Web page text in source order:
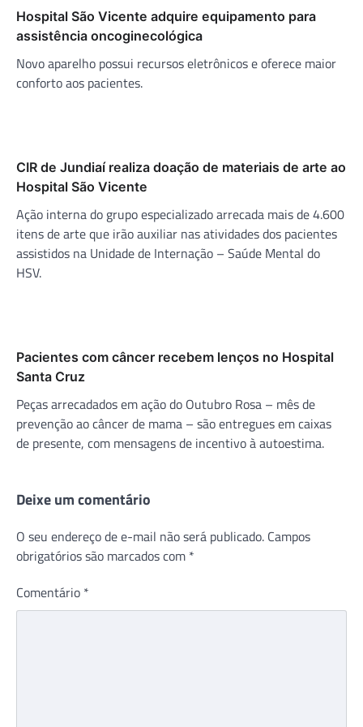
Hospital São Vicente adquire equipamento para
assistência oncoginecológica
Novo aparelho possui recursos eletrônicos e oferece maior
conforto aos pacientes.
CIR de Jundiaí realiza doação de materiais de arte ao
Hospital São Vicente
Ação interna do grupo especializado arrecada mais de 4.600
itens de arte que irão auxiliar nas atividades dos pacientes
assistidos na Unidade de Internação – Saúde Mental do
HSV.
Pacientes com câncer recebem lenços no Hospital
Santa Cruz
Peças arrecadados em ação do Outubro Rosa – mês de
prevenção ao câncer de mama – são entregues em caixas
de presente, com mensagens de incentivo à autoestima.
Deixe um comentário
O seu endereço de e-mail não será publicado. Campos
obrigatórios são marcados com *
Comentário *